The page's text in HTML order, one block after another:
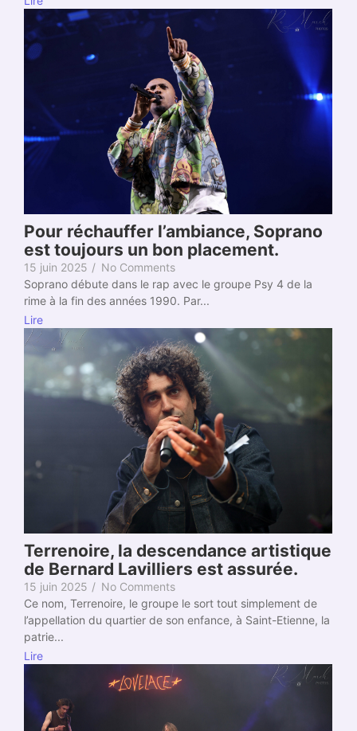
Pour réchauffer l’ambiance, Soprano
est toujours un bon placement.
15 juin 2025 / No Comments
Soprano débute dans le rap avec le groupe Psy 4 de la
rime à la fin des années 1990. Par...
Lire
Terrenoire, la descendance artistique
de Bernard Lavilliers est assurée.
15 juin 2025 / No Comments
Ce nom, Terrenoire, le groupe le sort tout simplement de
l’appellation du quartier de son enfance, à Saint-Etienne, la
patrie...
Lire